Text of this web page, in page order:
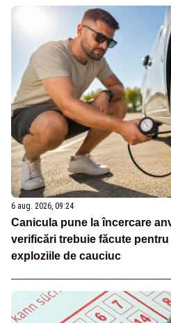
6 aug. 2026, 09:24
Canicula pune la încercare
verificări trebuie făcute pentru
exploziile de cauciuc